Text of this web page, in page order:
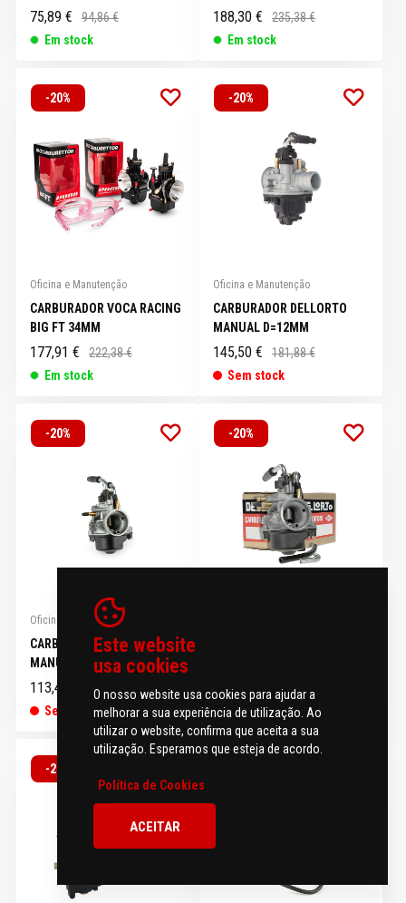
75,89 €
94,86 €
Em stock
188,30 €
235,38 €
Em stock
-20%
Oficina e Manutenção
CARBURADOR VOCA RACING
BIG FT 34MM
177,91 €
222,38 €
Em stock
-20%
Oficina e Manutenção
CARBURADOR DELLORTO
MANUAL D=12MM
145,50 €
181,88 €
Sem stock
-20%
Oficina e Manutenção
CARBURADOR PHBN 16MM
MANUAL MOTOFORCE
113,45 €
141,81 €
Sem stock
-20%
118 €
147,51 €
Sem stock
-20%
Este website
usa cookies
O nosso website usa cookies para ajudar a
melhorar a sua experiência de utilização. Ao
utilizar o website, confirma que aceita a sua
utilização. Esperamos que esteja de acordo.
Política de Cookies
ACEITAR